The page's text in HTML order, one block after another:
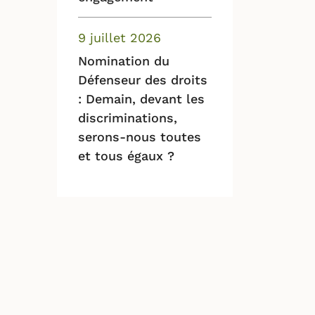
Nomination du
Défenseur des droits
: Demain, devant les
discriminations,
serons-nous toutes
et tous égaux ?
9 juillet 2026